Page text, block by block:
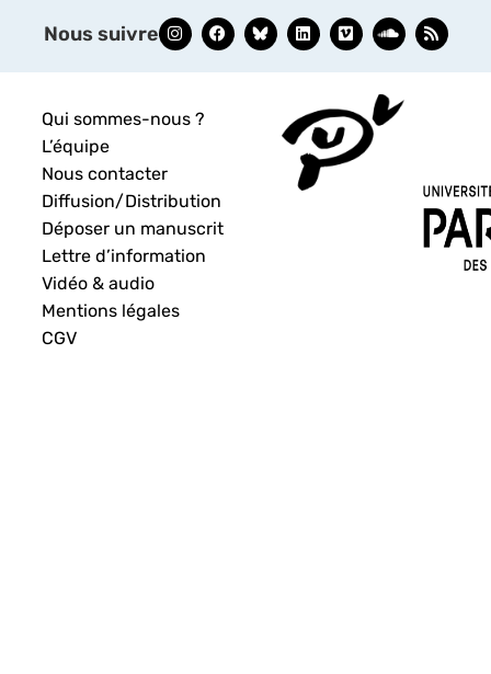
Nous suivre
Qui sommes-nous ?
L’équipe
Nous contacter
Diffusion/Distribution
Déposer un manuscrit
Lettre d’information
Vidéo & audio
Mentions légales
CGV